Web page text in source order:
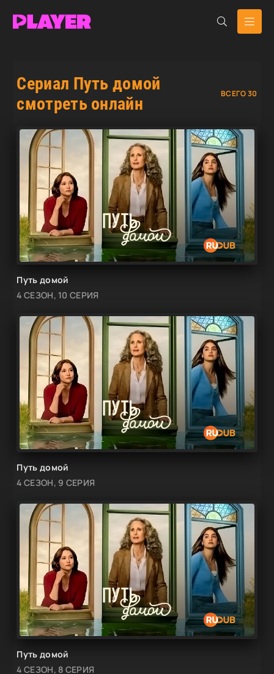
Сериал Путь домой
смотреть онлайн
ВСЕГО 30
Путь домой
4 СЕЗОН, 10 СЕРИЯ
Путь домой
4 СЕЗОН, 9 СЕРИЯ
Путь домой
4 СЕЗОН, 8 СЕРИЯ